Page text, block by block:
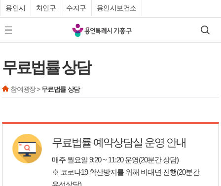
용인시 처인구 수지구 용인시보건소
모바일 메뉴 버튼
기
흥
청
검색
무료법률 상담
참여광장 >무료법률 상담
무료법률 예약상담실 운영 안내
매주 월요일 9:20 ~ 11:20 운영(20분간 상담)
※ 코로나19 확산방지를 위해 비대면 진행(20분간
유선상담)